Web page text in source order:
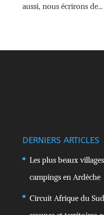
aussi, nous écrirons de...
DERNIERS ARTICLES
Les plus beaux
campings en Ardèche
Circuit Afrique du